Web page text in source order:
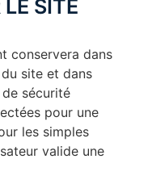
SITE
conservera dans
site et dans
sécurité
pour une
les simples
valide une